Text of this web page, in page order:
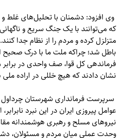
وی افزود: دشمنان با تحلیل‌های غلط
که می‌توانند با یک جنگ سریع و
متزلزل کرده و مردم را از نظام جدا
باطل شد؛ چراکه ملت ما با درک صحیح
فرماندهی کل قوا، صف واحدی در
نشان دادند که هیچ خللی در اراده ملی
سرپرست فرمانداری شهرستان
عوامل پیروزی ایران در این نبرد
نیروهای مسلح و رهبری هوشمندانه
وحدت عملی میان مردم و مسئولان،